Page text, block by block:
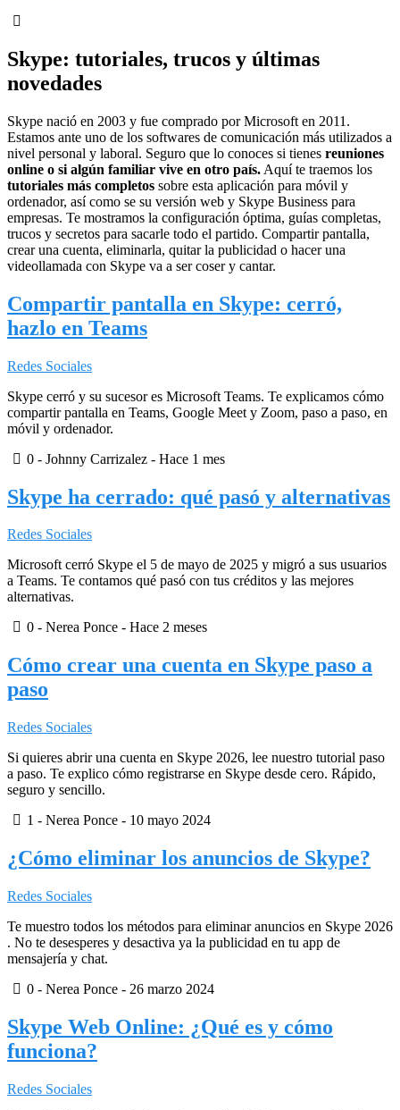
Skype: tutoriales, trucos y últimas
novedades
Skype nació en 2003 y fue comprado por Microsoft en 2011.
Estamos ante uno de los softwares de comunicación más utilizados a
nivel personal y laboral. Seguro que lo conoces si tienes reuniones
online o si algún familiar vive en otro país. Aquí te traemos los
tutoriales más completos sobre esta aplicación para móvil y
ordenador, así como se su versión web y Skype Business para
empresas. Te mostramos la configuración óptima, guías completas,
trucos y secretos para sacarle todo el partido. Compartir pantalla,
crear una cuenta, eliminarla, quitar la publicidad o hacer una
videollamada con Skype va a ser coser y cantar.
Compartir pantalla en Skype: cerró,
hazlo en Teams
Redes Sociales
Skype cerró y su sucesor es Microsoft Teams. Te explicamos cómo
compartir pantalla en Teams, Google Meet y Zoom, paso a paso, en
móvil y ordenador.
0 - Johnny Carrizalez - Hace 1 mes
Skype ha cerrado: qué pasó y alternativas
Redes Sociales
Microsoft cerró Skype el 5 de mayo de 2025 y migró a sus usuarios
a Teams. Te contamos qué pasó con tus créditos y las mejores
alternativas.
0 - Nerea Ponce - Hace 2 meses
Cómo crear una cuenta en Skype paso a
paso
Redes Sociales
Si quieres abrir una cuenta en Skype 2026, lee nuestro tutorial paso
a paso. Te explico cómo registrarse en Skype desde cero. Rápido,
seguro y sencillo.
1 - Nerea Ponce - 10 mayo 2024
¿Cómo eliminar los anuncios de Skype?
Redes Sociales
Te muestro todos los métodos para eliminar anuncios en Skype 2026
. No te desesperes y desactiva ya la publicidad en tu app de
mensajería y chat.
0 - Nerea Ponce - 26 marzo 2024
Skype Web Online: ¿Qué es y cómo
funciona?
Redes Sociales